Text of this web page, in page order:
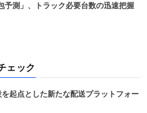
予測」、トラック必要台数の迅速把握
ェック
起点とした新たな配送プラットフォー